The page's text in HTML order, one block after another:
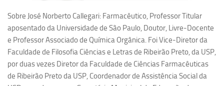
Espaço Cultural
Contato
Newsletter
Sobre José Norberto Callegari: Farmacêutico, Professor Titular
aposentado da Universidade de São Paulo, Doutor, Livre-Docente
e Professor Associado de Química Orgânica. Foi Vice-Diretor da
Faculdade de Filosofia Ciências e Letras de Ribeirão Preto, da USP,
por duas vezes Diretor da Faculdade de Ciências Farmacêuticas
de Ribeirão Preto da USP, Coordenador de Assistência Social da